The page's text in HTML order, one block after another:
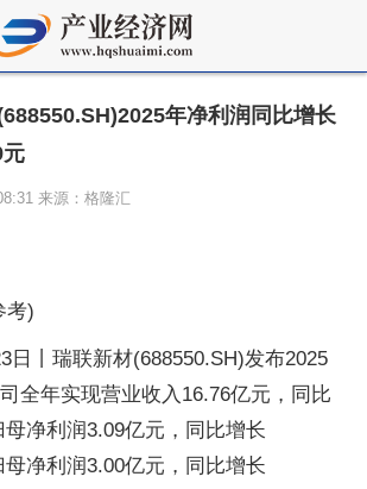
年净利润同比增长
来源：格隆汇
考)
日丨瑞联新材(688550.SH)发布2025
全年实现营业收入16.76亿元，同比
净利润3.09亿元，同比增长
净利润3.00亿元，同比增长